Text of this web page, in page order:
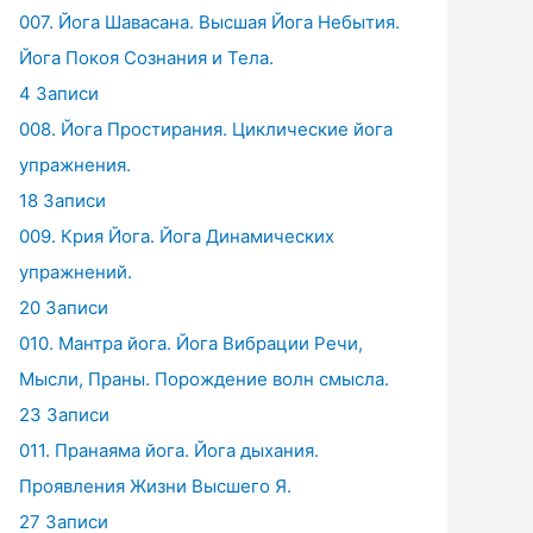
007. Йога Шавасана. Высшая Йога Небытия.
Йога Покоя Сознания и Тела.
4 Записи
008. Йога Простирания. Циклические йога
упражнения.
18 Записи
009. Крия Йога. Йога Динамических
упражнений.
20 Записи
010. Мантра йога. Йога Вибрации Речи,
Мысли, Праны. Порождение волн смысла.
23 Записи
011. Пранаяма йога. Йога дыхания.
Проявления Жизни Высшего Я.
27 Записи